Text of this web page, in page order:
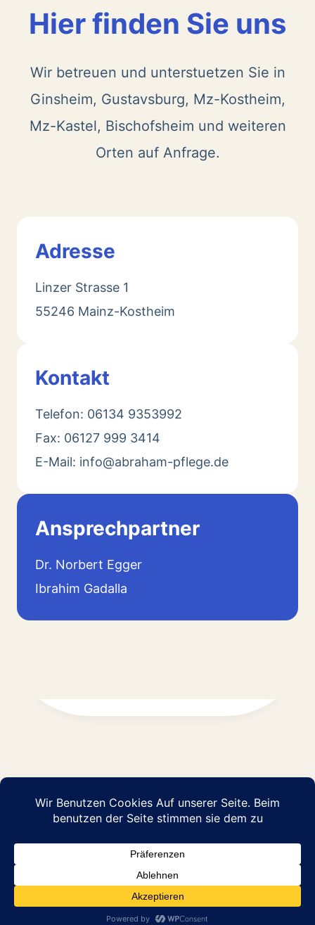
Hier finden Sie uns
Wir betreuen und unterstuetzen Sie in
Ginsheim, Gustavsburg, Mz-Kostheim,
Mz-Kastel, Bischofsheim und weiteren
Orten auf Anfrage.
Adresse
Linzer Strasse 1
55246 Mainz-Kostheim
Kontakt
Telefon: 06134 9353992
Fax: 06127 999 3414
E-Mail: info@abraham-pflege.de
Ansprechpartner
Dr. Norbert Egger
Ibrahim Gadalla
© 2026 Abraham Pflege GmbH